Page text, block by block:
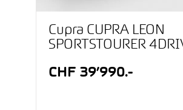
Cupra CUPRA LEON
SPORTSTOURER
CHF 39’990.-